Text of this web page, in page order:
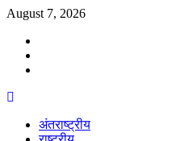
Skip
content
August 7, 2026
अंतराष्ट्रीय